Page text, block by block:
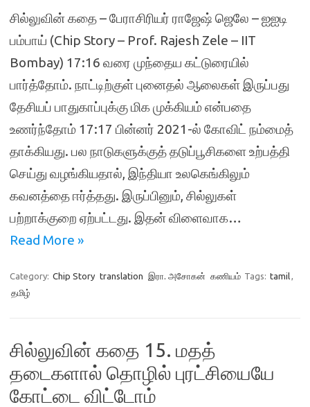
சில்லுவின் கதை – பேராசிரியர் ராஜேஷ் ஜெலே – ஐஐடி
பம்பாய் (Chip Story – Prof. Rajesh Zele – IIT
Bombay) 17:16 வரை முந்தைய கட்டுரையில்
பார்த்தோம். நாட்டிற்குள் புனைதல் ஆலைகள் இருப்பது
தேசியப் பாதுகாப்புக்கு மிக முக்கியம் என்பதை
உணர்ந்தோம் 17:17 பின்னர் 2021-ல் கோவிட் நம்மைத்
தாக்கியது. பல நாடுகளுக்குத் தடுப்பூசிகளை உற்பத்தி
செய்து வழங்கியதால், இந்தியா உலகெங்கிலும்
கவனத்தை ஈர்த்தது. இருப்பினும், சில்லுகள்
பற்றாக்குறை ஏற்பட்டது. இதன் விளைவாக…
Read More »
Category: Chip Story translation இரா. அசோகன் கணியம் Tags: tamil,
தமிழ்
சில்லுவின் கதை 15. மதத்
தடைகளால் தொழில் புரட்சியையே
கோட்டை விட்டோம்